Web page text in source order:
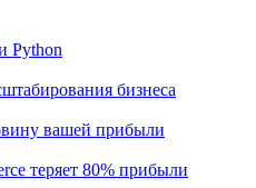
Python
бизнеса
вашей прибыли
теряет 80% прибыли